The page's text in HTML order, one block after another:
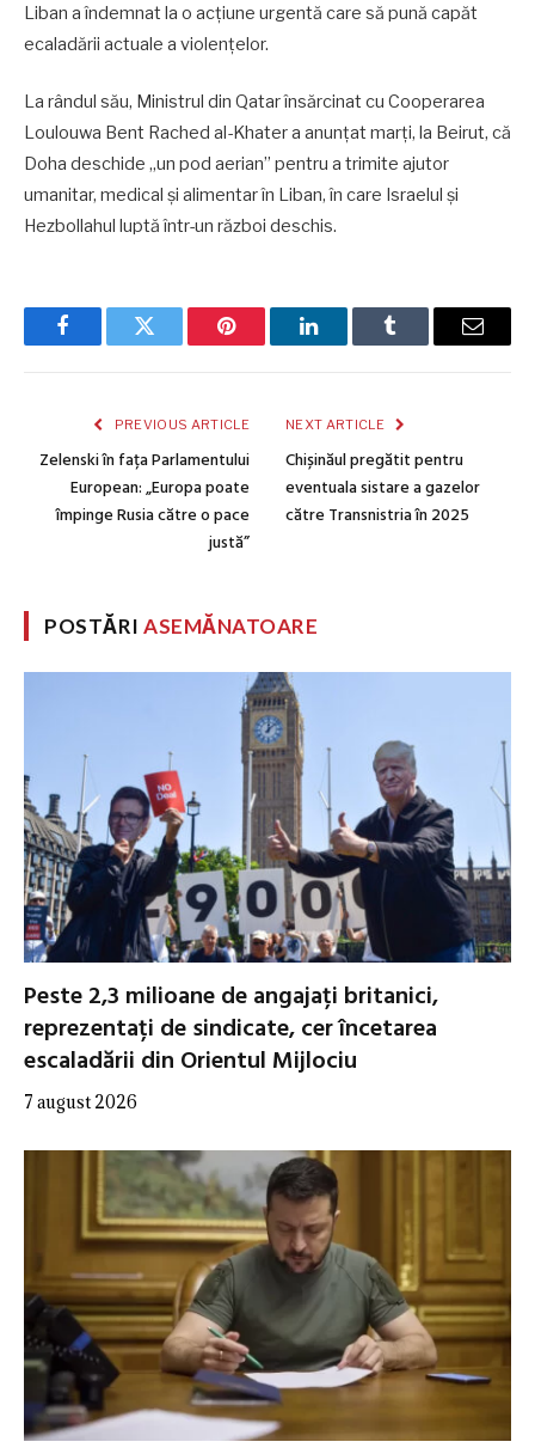
Liban a îndemnat la o acţiune urgentă care să pună capăt
ecaladării actuale a violenţelor.
La rândul său, Ministrul din Qatar însărcinat cu Cooperarea
Loulouwa Bent Rached al-Khater a anunţat marţi, la Beirut, că
Doha deschide „un pod aerian” pentru a trimite ajutor
umanitar, medical şi alimentar în Liban, în care Israelul şi
Hezbollahul luptă într-un război deschis.
FacebookTwitter Pinterest LinkedInTumblr Email
PREVIOUS ARTICLE
Zelenski în fața Parlamentului
European: „Europa poate
împinge Rusia către o pace
justă”
NEXT ARTICLE
Chișinăul pregătit pentru
eventuala sistare a gazelor
către Transnistria în 2025
POSTĂRIASEMĂNATOARE
Peste 2,3 milioane de angajați britanici,
reprezentați de sindicate, cer încetarea
escaladării din Orientul Mijlociu
7 august 2026